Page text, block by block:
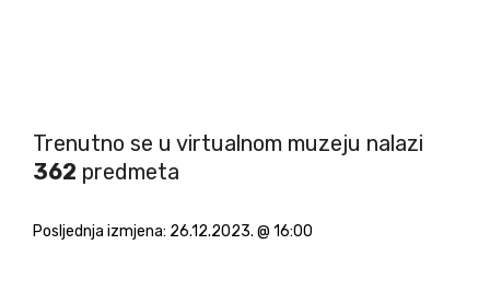
Trenutno se u virtualnom muzeju nalazi
362 predmeta
Posljednja izmjena: 26.12.2023. @ 16:00